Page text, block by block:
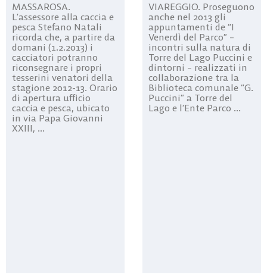
MASSAROSA.
L’assessore alla caccia e
pesca Stefano Natali
ricorda che, a partire da
domani (1.2.2013) i
cacciatori potranno
riconsegnare i propri
tesserini venatori della
stagione 2012-13. Orario
di apertura ufficio
caccia e pesca, ubicato
in via Papa Giovanni
XXIII, ...
VIAREGGIO. Proseguono
anche nel 2013 gli
appuntamenti de “I
Venerdì del Parco” –
incontri sulla natura di
Torre del Lago Puccini e
dintorni – realizzati in
collaborazione tra la
Biblioteca comunale “G.
Puccini” a Torre del
Lago e l’Ente Parco ...